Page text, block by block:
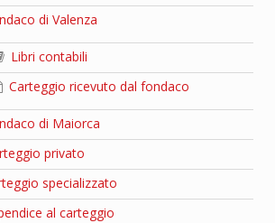
di Valenza
Libri contabili
Carteggio ricevuto dal fondaco
di Maiorca
privato
specializzato
al carteggio